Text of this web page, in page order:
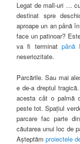
Legat de mall-uri …
destinat spre
aproape un an până
face un patinoar?
va fi terminat până
neseriozitate.
Parcările. Sau mai
e de-a dreptul
acesta cât o palmă
peste tot. Spaţiul
parcare fac parte
căutarea unui loc de
Aşteptămproiectele